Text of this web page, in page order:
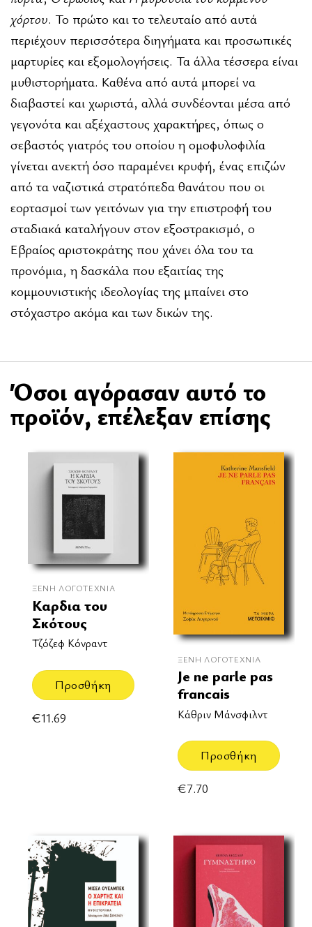
χόρτου. Το πρώτο και το τελευταίο από αυτά
περιέχουν περισσότερα διηγήματα και προσωπικές
μαρτυρίες και εξομολογήσεις. Τα άλλα τέσσερα είναι
μυθιστορήματα. Καθένα από αυτά μπορεί να
διαβαστεί και χωριστά, αλλά συνδέονται μέσα από
γεγονότα και αξέχαστους χαρακτήρες, όπως ο
σεβαστός γιατρός του οποίου η ομοφυλοφιλία
γίνεται ανεκτή όσο παραμένει κρυφή, ένας επιζών
από τα ναζιστικά στρατόπεδα θανάτου που οι
εορτασμοί των γειτόνων για την επιστροφή του
σταδιακά καταλήγουν στον εξοστρακισμό, ο
Εβραίος αριστοκράτης που χάνει όλα του τα
προνόμια, η δασκάλα που εξαιτίας της
κομμουνιστικής ιδεολογίας της μπαίνει στο
στόχαστρο ακόμα και των δικών της.
Όσοι αγόρασαν αυτό το
προϊόν, επέλεξαν επίσης
ΞΈΝΗ ΛΟΓΟΤΕΧΝΊΑ
Καρδια του
Σκότους
Τζόζεφ Κόνραντ
Προσθήκη
€11.69
ΞΈΝΗ ΛΟΓΟΤΕΧΝΊΑ
Je ne parle pas
francais
Κάθριν Μάνσφιλντ
Προσθήκη
€7.70